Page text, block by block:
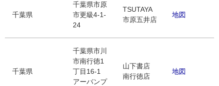
千葉県
千葉県市原
市更級4-1-
24
TSUTAYA
市原五井店
地図
千葉県
千葉県市川
市南行徳1
丁目16-1
アーバンプ
山下書店
南行徳店
地図